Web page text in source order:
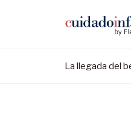
La llegada del